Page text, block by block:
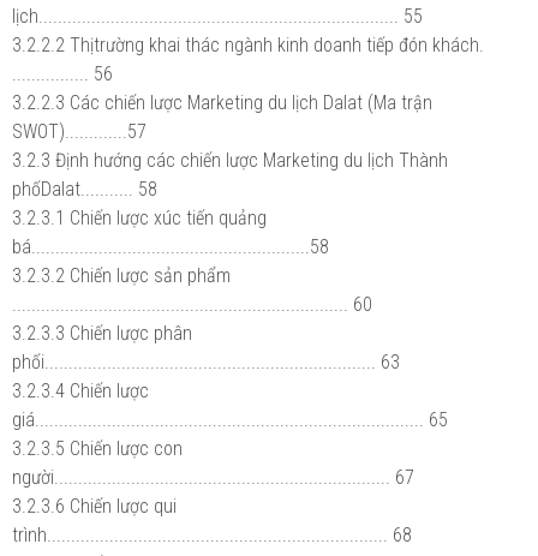
lịch........................................................................... 55
3.2.2.2 Thịtrường khai thác ngành kinh doanh tiếp đón khách.
................ 56
3.2.2.3 Các chiến lược Marketing du lịch Dalat (Ma trận
SWOT).............57
3.2.3 Định hướng các chiến lược Marketing du lịch Thành
phốDalat........... 58
3.2.3.1 Chiến lược xúc tiến quảng
bá..........................................................58
3.2.3.2 Chiến lược sản phẩm
...................................................................... 60
3.2.3.3 Chiến lược phân
phối..................................................................... 63
3.2.3.4 Chiến lược
giá................................................................................. 65
3.2.3.5 Chiến lược con
người...................................................................... 67
3.2.3.6 Chiến lược qui
trình....................................................................... 68